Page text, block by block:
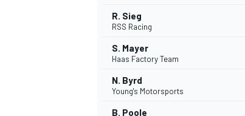
MÁS CATEGORÍAS
R. Sieg
RSS Racing
S. Mayer
Haas Factory Team
N. Byrd
Young's Motorsports
B. Poole